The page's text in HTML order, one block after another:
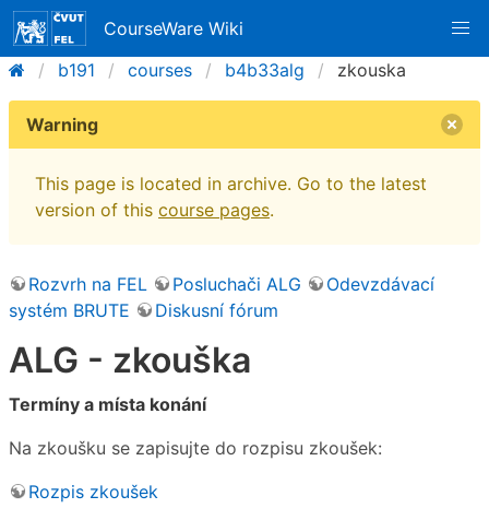
CourseWare Wiki
b191
courses b4b33alg zkouska
Warning
This page is located in archive. Go to the latest
version of this course pages.
Rozvrh na FEL Posluchači ALG
Odevzdávací
systém BRUTE
Diskusní fórum
ALG - zkouška
Termíny a místa konání
Na zkoušku se zapisujte do rozpisu zkoušek:
Rozpis zkoušek